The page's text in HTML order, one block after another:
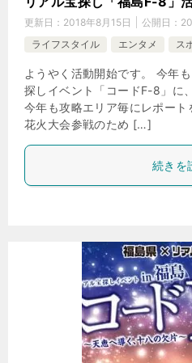
更新日： 2018年8月15日 公開日：
ライフスタイル
エンタメ ス
ようやく活動開始です。 今年
探しイベント「コードF-8」に
今年も攻略エリア毎にレポー
花火大会参戦のため […]
続きを